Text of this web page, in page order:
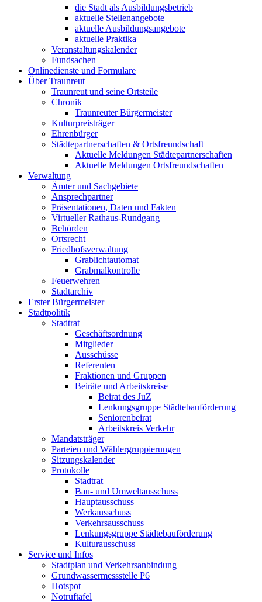
die Stadt als Ausbildungsbetrieb
aktuelle Stellenangebote
aktuelle Ausbildungsangebote
aktuelle Praktika
Veranstaltungskalender
Fundsachen
Onlinedienste und Formulare
Über Traunreut
Traunreut und seine Ortsteile
Chronik
Traunreuter Bürgermeister
Kulturpreisträger
Ehrenbürger
Städtepartnerschaften & Ortsfreundschaft
Aktuelle Meldungen Städtepartnerschaften
Aktuelle Meldungen Ortsfreundschaften
Verwaltung
Ämter und Sachgebiete
Ansprechpartner
Präsentationen, Daten und Fakten
Virtueller Rathaus-Rundgang
Behörden
Ortsrecht
Friedhofsverwaltung
Grablichtautomat
Grabmalkontrolle
Feuerwehren
Stadtarchiv
Erster Bürgermeister
Stadtpolitik
Stadtrat
Geschäftsordnung
Mitglieder
Ausschüsse
Referenten
Fraktionen und Gruppen
Beiräte und Arbeitskreise
Beirat des JuZ
Lenkungsgruppe Städtebauförderung
Seniorenbeirat
Arbeitskreis Verkehr
Mandatsträger
Parteien und Wählergruppierungen
Sitzungskalender
Protokolle
Stadtrat
Bau- und Umweltausschuss
Hauptausschuss
Werkausschuss
Verkehrsausschuss
Lenkungsgruppe Städtebauförderung
Kulturausschuss
Service und Infos
Stadtplan und Verkehrsanbindung
Grundwassermessstelle P6
Hotspot
Notruftafel